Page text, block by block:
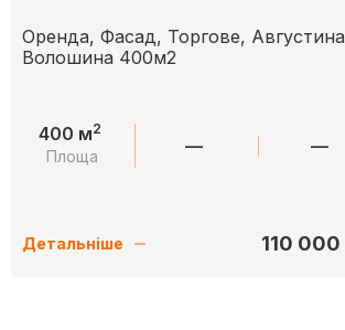
Оренда, Фасад, Торгове, Августина
Волошина 400м2
400 м2
Площа — —
Детальніше 110 000